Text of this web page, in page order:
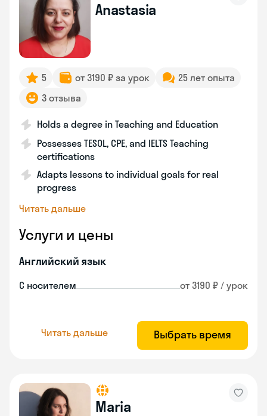
Anastasia
5 от 3190 ₽ за урок
25 лет опыта
3 отзыва
Holds a degree in Teaching and Education
Possesses TESOL, CPE, and IELTS Teaching
certifications
Adapts lessons to individual goals for real
progress
Читать дальше
Услуги и цены
Английский язык
С носителем от 3190 ₽ / урок
Читать дальше Выбрать время
Maria